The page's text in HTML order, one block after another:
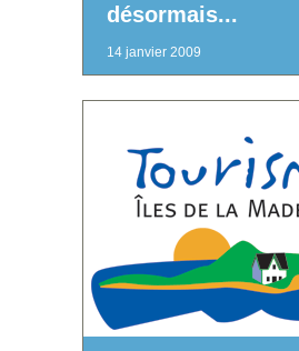
désormais...
14 janvier 2009